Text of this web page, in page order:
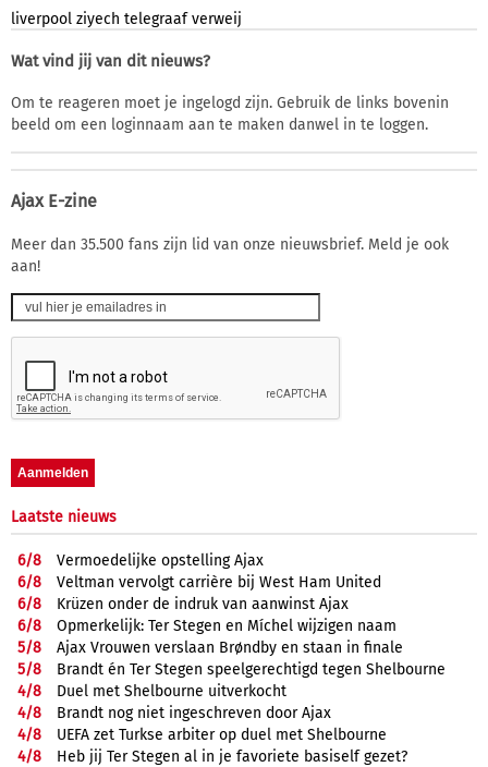
liverpool ziyech telegraaf verweij
Wat vind jij van dit nieuws?
Om te reageren moet je ingelogd zijn. Gebruik de links bovenin
beeld om een loginnaam aan te maken danwel in te loggen.
Ajax E-zine
Meer dan 35.500 fans zijn lid van onze nieuwsbrief. Meld je ook
aan!
Laatste nieuws
6/8
Vermoedelijke opstelling Ajax
6/8
Veltman vervolgt carrière bij West Ham United
6/8
Krüzen onder de indruk van aanwinst Ajax
6/8
Opmerkelijk: Ter Stegen en Míchel wijzigen naam
5/8
Ajax Vrouwen verslaan Brøndby en staan in finale
5/8
Brandt én Ter Stegen speelgerechtigd tegen Shelbourne
4/8
Duel met Shelbourne uitverkocht
4/8
Brandt nog niet ingeschreven door Ajax
4/8
UEFA zet Turkse arbiter op duel met Shelbourne
4/8
Heb jij Ter Stegen al in je favoriete basiself gezet?